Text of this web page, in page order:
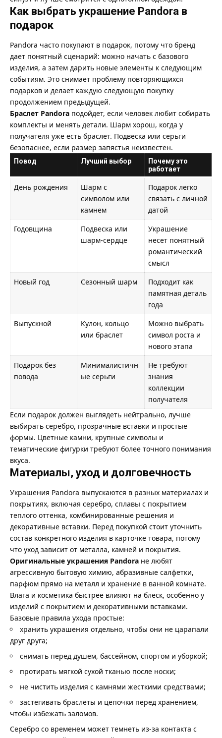
Как выбрать украшение Pandora в
подарок
Pandora часто покупают в подарок, потому что бренд
дает понятный сценарий: можно начать с базового
изделия, а затем дарить новые элементы к следующим
событиям. Это снимает проблему повторяющихся
подарков и делает каждую следующую покупку
продолжением предыдущей.
Браслет Pandora подойдет, если человек любит собирать
комплекты и менять детали. Шарм хорош, когда у
получателя уже есть браслет. Подвеска или серьги
безопаснее, если размер запястья неизвестен.
Повод Лучший выбор
Почему это
работает
День рождения
Шарм с
символом или
камнем
Подарок легко
связать с личной
датой
Годовщина
Подвеска или
шарм-сердце
Украшение
несет понятный
романтический
смысл
Новый год
Сезонный шарм
Подходит как
памятная деталь
года
Выпускной
Кулон, кольцо
или браслет
Можно выбрать
символ роста и
нового этапа
Подарок без
повода
Минималистичн
ые серьги
Не требуют
знания
коллекции
получателя
Если подарок должен выглядеть нейтрально, лучше
выбирать серебро, прозрачные вставки и простые
формы. Цветные камни, крупные символы и
тематические фигурки требуют более точного понимания
вкуса.
Материалы, уход и долговечность
Украшения Pandora выпускаются в разных материалах и
покрытиях, включая серебро, сплавы с покрытием
теплого оттенка, комбинированные решения и
декоративные вставки. Перед покупкой стоит уточнить
состав конкретного изделия в карточке товара, потому
что уход зависит от металла, камней и покрытия.
Оригинальные украшения Pandora не любят
агрессивную бытовую химию, абразивные салфетки,
парфюм прямо на металл и хранение в ванной комнате.
Влага и косметика быстрее влияют на блеск, особенно у
изделий с покрытием и декоративными вставками.
Базовые правила ухода простые:
хранить украшения отдельно, чтобы они не царапали
друг друга;
снимать перед душем, бассейном, спортом и уборкой;
протирать мягкой сухой тканью после носки;
не чистить изделия с камнями жесткими средствами;
застегивать браслеты и цепочки перед хранением,
чтобы избежать заломов.
Серебро со временем может темнеть из-за контакта с